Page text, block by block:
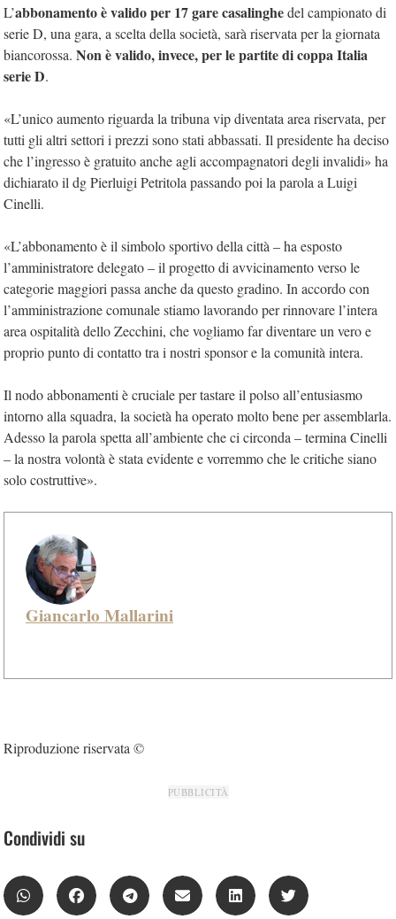
L’abbonamento è valido per 17 gare casalinghedel campionato di
serie D, una gara, a scelta della società, sarà riservata per la giornata
biancorossa. Non è valido, invece, per le partite di coppa Italia
serie D.
«L’unico aumento riguarda la tribuna vip diventata area riservata, per
tutti gli altri settori i prezzi sono stati abbassati. Il presidente ha deciso
che l’ingresso è gratuito anche agli accompagnatori degli invalidi» ha
dichiarato il dg Pierluigi Petritola passando poi la parola a Luigi
Cinelli.
«L’abbonamento è il simbolo sportivo della città – ha esposto
l’amministratore delegato – il progetto di avvicinamento verso le
categorie maggiori passa anche da questo gradino. In accordo con
l’amministrazione comunale stiamo lavorando per rinnovare l’intera
area ospitalità dello Zecchini, che vogliamo far diventare un vero e
proprio punto di contatto tra i nostri sponsor e la comunità intera.
Il nodo abbonamenti è cruciale per tastare il polso all’entusiasmo
intorno alla squadra, la società ha operato molto bene per assemblarla.
Adesso la parola spetta all’ambiente che ci circonda – termina Cinelli
– la nostra volontà è stata evidente e vorremmo che le critiche siano
solo costruttive».
Giancarlo Mallarini
Riproduzione riservata ©
PUBBLICITÀ
Condividi su